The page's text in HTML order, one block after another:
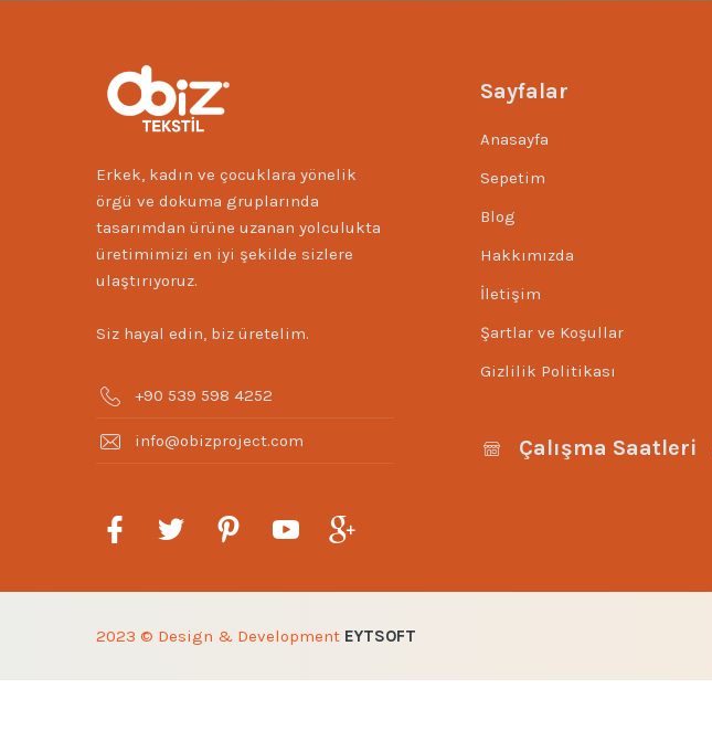
Erkek, kadın ve çocuklara yönelik
örgü ve dokuma gruplarında
tasarımdan ürüne uzanan yolculukta
üretimimizi en iyi şekilde sizlere
ulaştırıyoruz.
Siz hayal edin, biz üretelim.
+90 539 598 4252
info@obizproject.com
Sayfalar
Anasayfa
Sepetim
Blog
Hakkımızda
İletişim
Şartlar ve Koşullar
Gizlilik Politikası
Çalışma Saatleri
2023 © Design & Development EYTSOFT